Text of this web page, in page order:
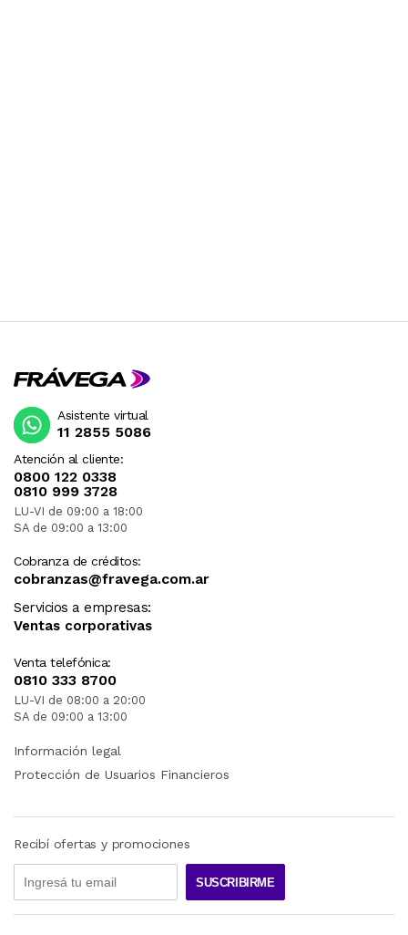
Atención al cliente:
0800 122 0338
0810 999 3728
LU-VI de 09:00 a 18:00
SA de 09:00 a 13:00
Cobranza de créditos:
cobranzas@fravega.com.ar
Servicios a empresas:
Ventas corporativas
Venta telefónica:
0810 333 8700
LU-VI de 08:00 a 20:00
SA de 09:00 a 13:00
Asistente virtual
11 2855 5086
Información legal
Protección de Usuarios Financieros
Recibí ofertas y promociones
SUSCRIBIRME